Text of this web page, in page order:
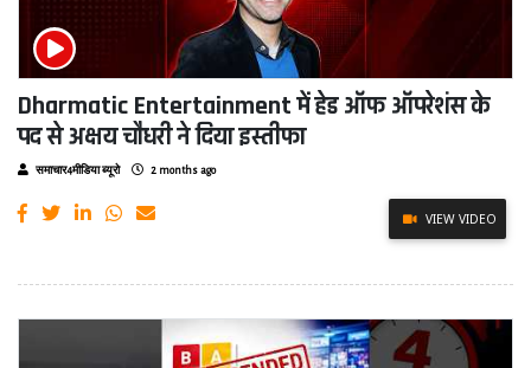
Dharmatic Entertainment में हेड ऑफ ऑपरेशंस के
पद से अक्षय चौधरी ने दिया इस्तीफा
समाचार4मीडिया ब्यूरो 2 months ago
VIEW VIDEO